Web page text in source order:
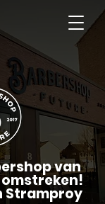
van
Stramproy